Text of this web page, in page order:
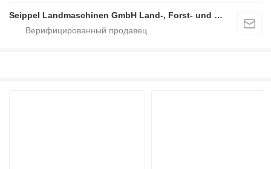
Seippel Landmaschinen GmbH Land-, Forst- und Gartentechnik